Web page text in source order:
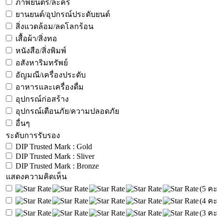
ภาพยนตร์/ละคร
ยานยนต์/อุปกรณ์ประดับยนต์
สิ่งแวดล้อม/ลดโลกร้อน
เสื้อผ้า/สิ่งทอ
หนังสือ/สิ่งพิมพ์
อสังหาริมทรัพย์
อัญมณี/เครื่องประดับ
อาหารและเครื่องดื่ม
อุปกรณ์ก่อสร้าง
อุปกรณ์เตือนภัย/ความปลอดภัย
อื่นๆ
ระดับการรับรอง
DIP Trusted Mark : Gold
DIP Trusted Mark : Sliver
DIP Trusted Mark : Bronze
แสดงความคิดเห็น
(5 ค
(4 ค
(3 ค